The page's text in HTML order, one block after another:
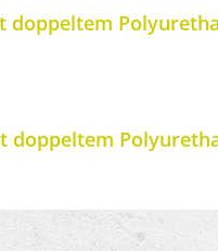
doppeltem